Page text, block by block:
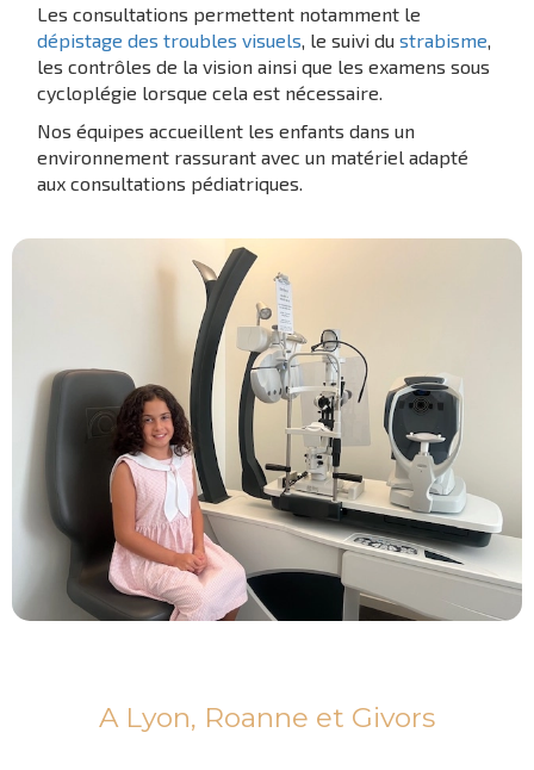
Les consultations permettent notamment le
dépistage des troubles visuels , le suivi dustrabisme
les contrôles de la vision ainsi que les examens sous
cycloplégie lorsque cela est nécessaire.
Nos équipes accueillent les enfants dans un
environnement rassurant avec un matériel adapté
aux consultations pédiatriques.
A Lyon, Roanne et Givors